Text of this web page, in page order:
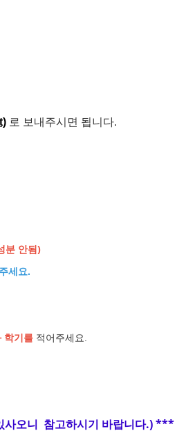
로 보내주시면 됩니다.
분 안됨)
세요.
학기를 적어주세요.
사오니 참고하시기 바랍니다.) ***